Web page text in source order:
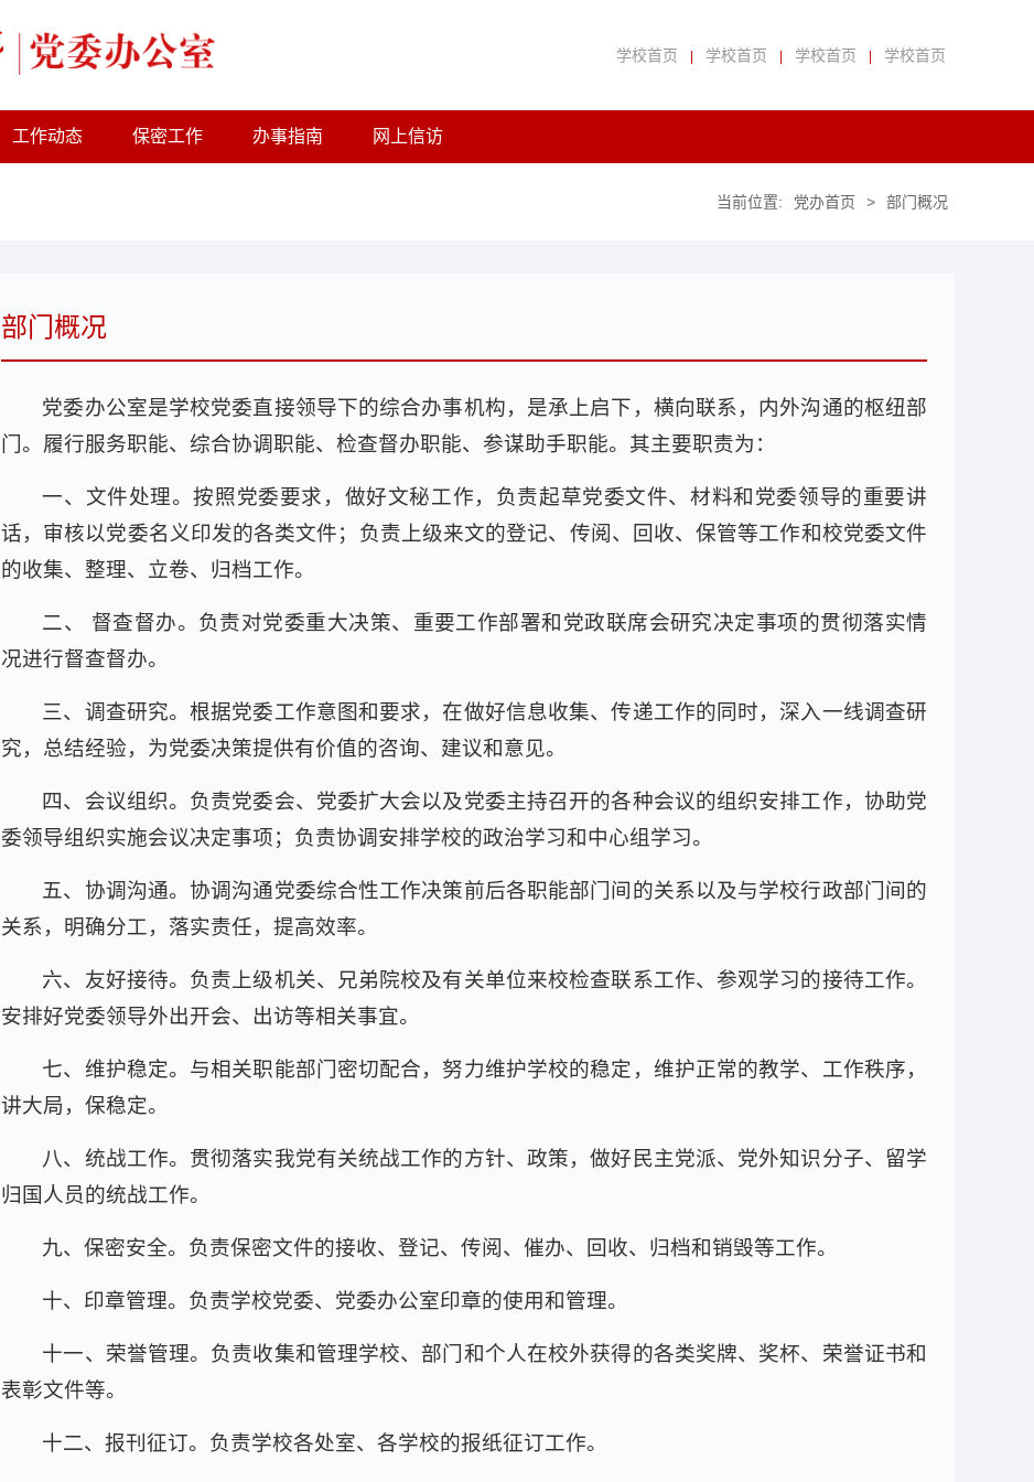
学校首页 学校首页 学校首页 学校首页
工作动态 保密工作 办事指南 网上信访
当前位置: 党办首页 > 部门概况
部门概况
党委办公室是学校党委直接领导下的综合办事机构，是承上启下，横向联系，内外沟通的枢纽部
门。履行服务职能、综合协调职能、检查督办职能、参谋助手职能。其主要职责为：
一、文件处理。按照党委要求，做好文秘工作，负责起草党委文件、材料和党委领导的重要讲
话，审核以党委名义印发的各类文件；负责上级来文的登记、传阅、回收、保管等工作和校党委文件
的收集、整理、立卷、归档工作。
二、 督查督办。负责对党委重大决策、重要工作部署和党政联席会研究决定事项的贯彻落实情
况进行督查督办。
三、调查研究。根据党委工作意图和要求，在做好信息收集、传递工作的同时，深入一线调查研
究，总结经验，为党委决策提供有价值的咨询、建议和意见。
四、会议组织。负责党委会、党委扩大会以及党委主持召开的各种会议的组织安排工作，协助党
委领导组织实施会议决定事项；负责协调安排学校的政治学习和中心组学习。
五、协调沟通。协调沟通党委综合性工作决策前后各职能部门间的关系以及与学校行政部门间的
关系，明确分工，落实责任，提高效率。
六、友好接待。负责上级机关、兄弟院校及有关单位来校检查联系工作、参观学习的接待工作。
安排好党委领导外出开会、出访等相关事宜。
七、维护稳定。与相关职能部门密切配合，努力维护学校的稳定，维护正常的教学、工作秩序，
讲大局，保稳定。
八、统战工作。贯彻落实我党有关统战工作的方针、政策，做好民主党派、党外知识分子、留学
归国人员的统战工作。
九、保密安全。负责保密文件的接收、登记、传阅、催办、回收、归档和销毁等工作。
十、印章管理。负责学校党委、党委办公室印章的使用和管理。
十一、荣誉管理。负责收集和管理学校、部门和个人在校外获得的各类奖牌、奖杯、荣誉证书和
表彰文件等。
十二、报刊征订。负责学校各处室、各学校的报纸征订工作。